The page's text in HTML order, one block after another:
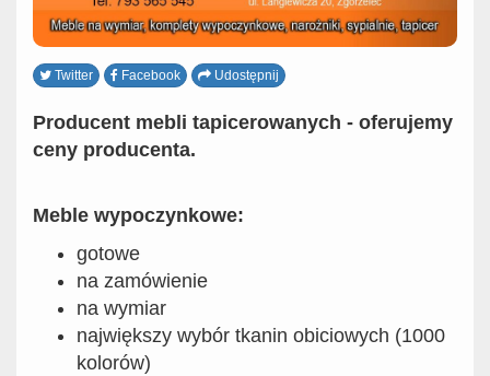
Twitter Facebook Udostępnij
Producent mebli tapicerowanych - oferujemy
ceny producenta.
Meble wypoczynkowe:
gotowe
na zamówienie
na wymiar
największy wybór tkanin obiciowych (1000
kolorów)